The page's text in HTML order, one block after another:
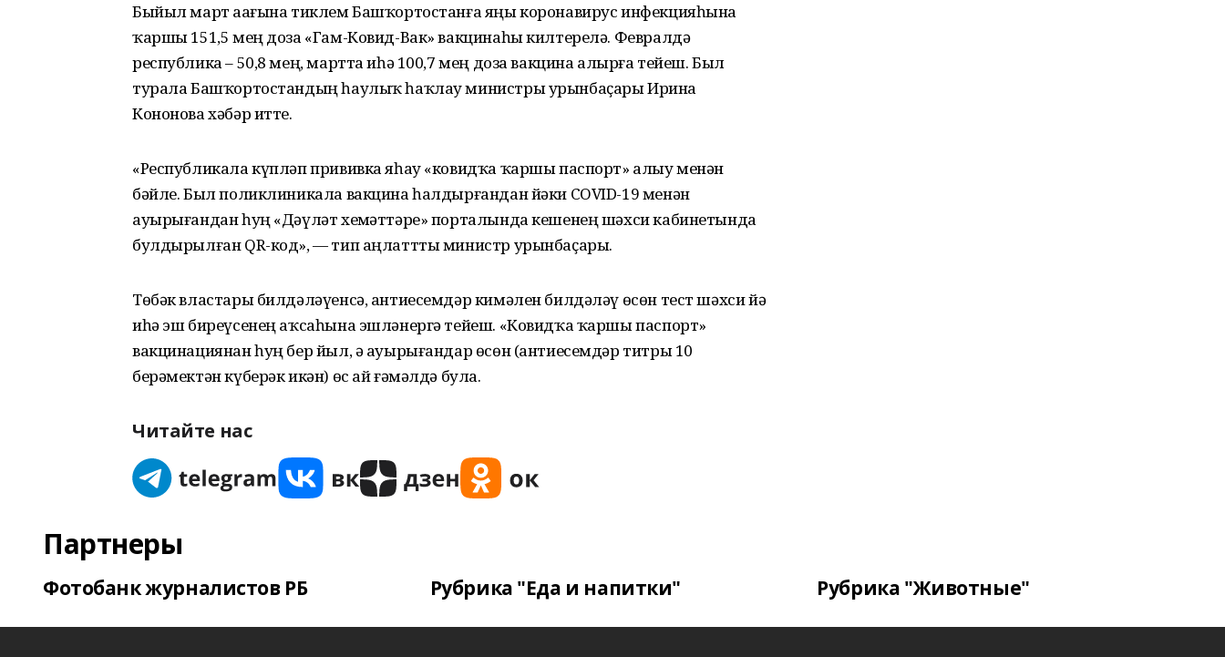
Быйыл март аҙағына тиклем Башҡортостанға яңы коронавирус инфекцияһына
ҡаршы 151,5 мең доза «Гам-Ковид-Вак» вакцинаһы килтерелә. Февралдә
республика – 50,8 мең, мартта иһә 100,7 мең доза вакцина алырға тейеш. Был
турала Башҡортостандың һаулыҡ һаҡлау министры урынбаҫары Ирина
Кононова хәбәр итте.
«Республикала күпләп прививка яһау «ковидҡа ҡаршы паспорт» алыу менән
бәйле. Был поликлиникала вакцина һалдырғандан йәки COVID-19 менән
ауырығандан һуң «Дәүләт хеҙмәттәре» порталында кешенең шәхси кабинетында
булдырылған QR-код», — тип аңлаттты министр урынбаҫары.
Төбәк властары билдәләүенсә, антиесемдәр кимәлен билдәләү өсөн тест шәхси йә
иһә эш биреүсенең аҡсаһына эшләнергә тейеш. «Ковидҡа ҡаршы паспорт»
вакцинациянан һуң бер йыл, ә ауырығандар өсөн (антиесемдәр титры 10
берәмектән күберәк икән) өс ай ғәмәлдә була.
Читайте нас
Партнеры
Фотобанк журналистов РБ Рубрика "Еда и напитки" Рубрика "Животные"